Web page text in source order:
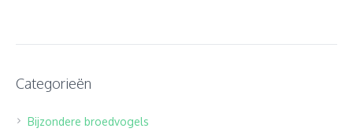
Categorieën
Bijzondere broedvogels